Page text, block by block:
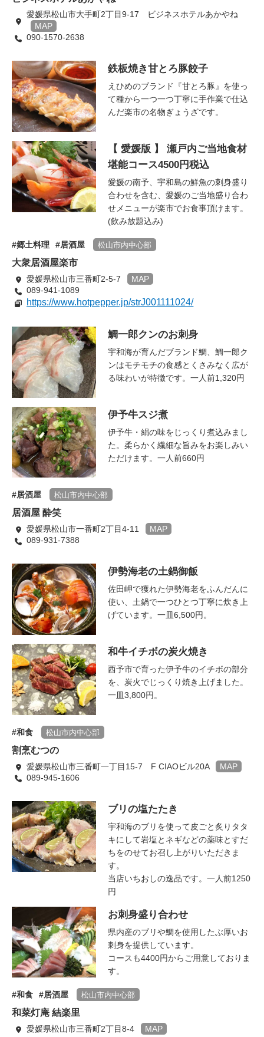
愛媛県松山市大手町2丁目9-17 ビジネスホテルあかやね
MAP
090-1570-2638
鉄板焼き甘とろ豚餃子
えひめのブランド『甘とろ豚』を使っ
て種から一つ一つ丁寧に手作業で仕込
んだ楽市の名物ぎょうざです。
【 愛媛版 】 瀬戸内ご当地食材
堪能コース4500円税込
愛媛の南予、宇和島の鮮魚の刺身盛り
合わせを含む、愛媛のご当地盛り合わ
せメニューが楽市でお食事頂けます。
(飲み放題込み)
郷土料理 居酒屋 松山市内中心部
大衆居酒屋楽市
愛媛県松山市三番町2-5-7
MAP
089-941-1089
https://www.hotpepper.jp/strJ001111024/
鯛一郎クンのお刺身
宇和海が育んだブランド鯛、鯛一郎ク
ンはモチモチの食感とくさみなく広が
る味わいが特徴です。一人前1,320円
伊予牛スジ煮
伊予牛・絹の味をじっくり煮込みまし
た。柔らかく繊細な旨みをお楽しみい
ただけます。一人前660円
居酒屋 松山市内中心部
居酒屋 酔笑
愛媛県松山市一番町2丁目4-11
MAP
089-931-7388
伊勢海老の土鍋御飯
佐田岬で獲れた伊勢海老をふんだんに
使い、土鍋で一つひとつ丁寧に炊き上
げています。一皿6,500円。
和牛イチボの炭火焼き
西予市で育った伊予牛のイチボの部分
を、炭火でじっくり焼き上げました。
一皿3,800円。
和食 松山市内中心部
割烹むつの
愛媛県松山市三番町一丁目15-7 F CIAOビル20A
MAP
089-945-1606
ブリの塩たたき
宇和海のブリを使って皮ごと炙りタタ
キにして岩塩とネギなどの薬味とすだ
ちをのせてお召し上がりいただきま
す。
当店いちおしの逸品です。一人前1250
円
お刺身盛り合わせ
県内産のブリや鯛を使用したぶ厚いお
刺身を提供しています。
コースも4400円からご用意しておりま
す。
和食 居酒屋 松山市内中心部
和菜灯庵 結楽里
愛媛県松山市三番町2丁目8-4
MAP